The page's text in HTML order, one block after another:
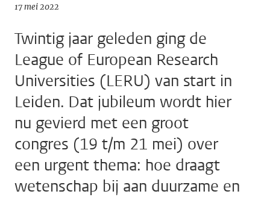
17 mei 2022
Twintig jaar geleden ging de
League of European Research
Universities (LERU) van start in
Leiden. Dat jubileum wordt hier
nu gevierd met een groot
congres (19 t/m 21 mei) over
een urgent thema: hoe draagt
wetenschap bij aan duurzame en